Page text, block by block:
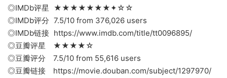
◎IMDb评星 ★★★★★★★✦☆☆
◎IMDb评分 7.5/10 from 376,026 users
◎IMDb链接 https://www.imdb.com/title/tt0096895/
◎豆瓣评星 ★★★★☆
◎豆瓣评分 7.5/10 from 55,616 users
◎豆瓣链接 https://movie.douban.com/subject/1297970/